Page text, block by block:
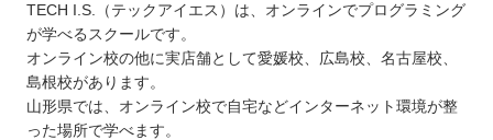
TECH I.S.（テックアイエス）は、オンラインでプログラミング
が学べるスクールです。
オンライン校の他に実店舗として愛媛校、広島校、名古屋校、
島根校があります。
山形県では、オンライン校で自宅などインターネット環境が整
った場所で学べます。